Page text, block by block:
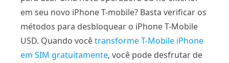
em seu novo iPhone T-mobile? Basta verificar os
métodos para desbloquear o iPhone T-Mobile
USD. Quando vocêtransforme T-Mobile iPhone
em SIM gratuitamente, você pode desfrutar de